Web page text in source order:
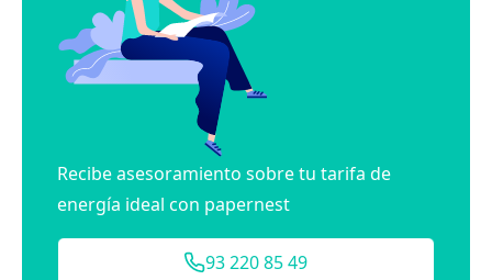
Recibe asesoramiento sobre tu tarifa de
energía ideal con papernest
93 220 85 49